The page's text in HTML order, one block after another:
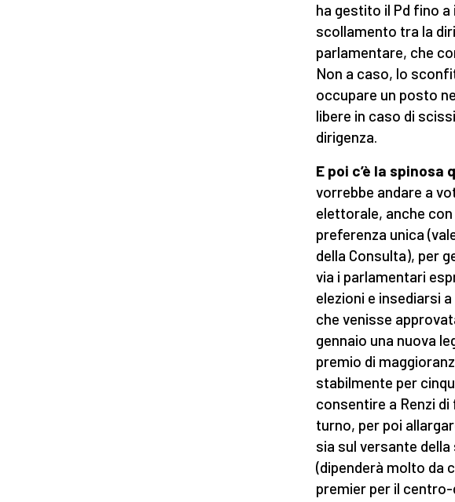
ha gestito il Pd fino
scollamento tra la
parlamentare, che
Non a caso, lo
occupare un posto
libere in caso di
dirigenza.
E poi c’è la
vorrebbe andare a
elettorale, anche
preferenza unica
della Consulta), per
via i parlamentari
elezioni e insediarsi
che venisse
gennaio una nuova
premio di
stabilmente per
consentire a Renzi
turno, per poi
sia sul versante
(dipenderà molto da
premier per il